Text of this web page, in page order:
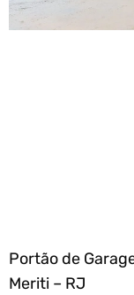
Portão de
Meriti – RJ